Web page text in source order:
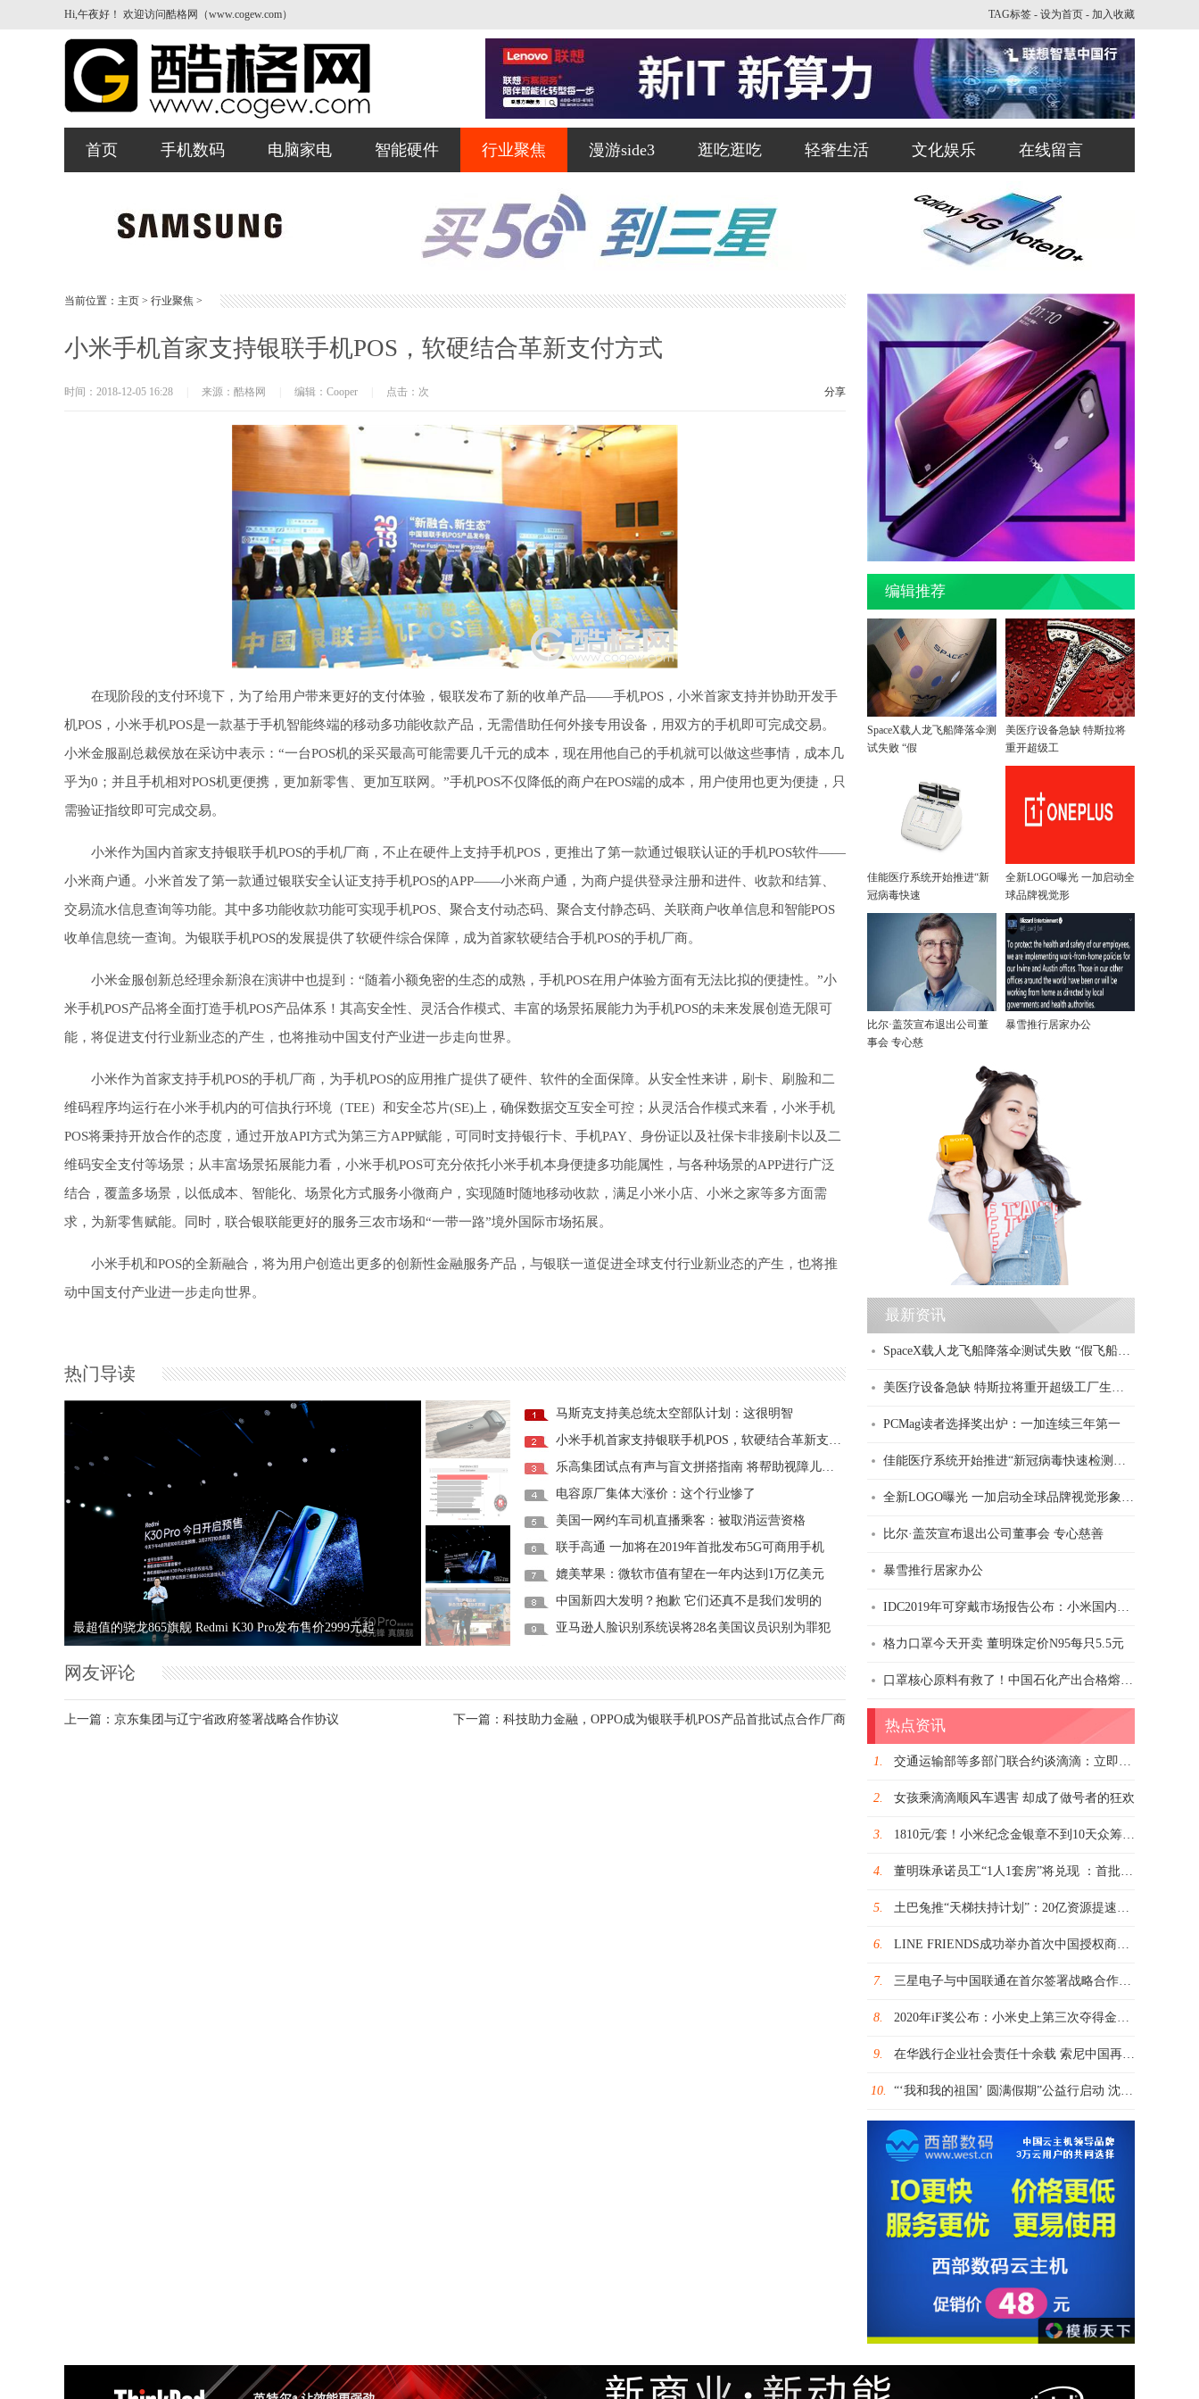
TAG标签 - 设为首页 - 加入收藏
Hi,午夜好！ 欢迎访问酷格网（www.cogew.com）
首页 手机数码 电脑家电 智能硬件 行业聚焦 漫游side3 逛吃逛吃 轻奢生活 文化娱乐 在线留言
当前位置： 主页 > 行业聚焦 >
小米手机首家支持银联手机POS，软硬结合革新支付方式
时间：2018-12-05 16:28 来源：酷格网 编辑：Cooper 点击： 次 分享
在现阶段的支付环境下，为了给用户带来更好的支付体验，银联发布了新的收单产品——手机POS，小米首家支持并协助开发手
机POS，小米手机POS是一款基于手机智能终端的移动多功能收款产品，无需借助任何外接专用设备，用双方的手机即可完成交易。
小米金服副总裁侯放在采访中表示：“一台POS机的采买最高可能需要几千元的成本，现在用他自己的手机就可以做这些事情，成本几
乎为0；并且手机相对POS机更便携，更加新零售、更加互联网。”手机POS不仅降低的商户在POS端的成本，用户使用也更为便捷，只
需验证指纹即可完成交易。
小米作为国内首家支持银联手机POS的手机厂商，不止在硬件上支持手机POS，更推出了第一款通过银联认证的手机POS软件——
小米商户通。小米首发了第一款通过银联安全认证支持手机POS的APP——小米商户通，为商户提供登录注册和进件、收款和结算、
交易流水信息查询等功能。其中多功能收款功能可实现手机POS、聚合支付动态码、聚合支付静态码、关联商户收单信息和智能POS
收单信息统一查询。为银联手机POS的发展提供了软硬件综合保障，成为首家软硬结合手机POS的手机厂商。
小米金服创新总经理余新浪在演讲中也提到：“随着小额免密的生态的成熟，手机POS在用户体验方面有无法比拟的便捷性。”小
米手机POS产品将全面打造手机POS产品体系！其高安全性、灵活合作模式、丰富的场景拓展能力为手机POS的未来发展创造无限可
能，将促进支付行业新业态的产生，也将推动中国支付产业进一步走向世界。
小米作为首家支持手机POS的手机厂商，为手机POS的应用推广提供了硬件、软件的全面保障。从安全性来讲，刷卡、刷脸和二
维码程序均运行在小米手机内的可信执行环境（TEE）和安全芯片(SE)上，确保数据交互安全可控；从灵活合作模式来看，小米手机
POS将秉持开放合作的态度，通过开放API方式为第三方APP赋能，可同时支持银行卡、手机PAY、身份证以及社保卡非接刷卡以及二
维码安全支付等场景；从丰富场景拓展能力看，小米手机POS可充分依托小米手机本身便捷多功能属性，与各种场景的APP进行广泛
结合，覆盖多场景，以低成本、智能化、场景化方式服务小微商户，实现随时随地移动收款，满足小米小店、小米之家等多方面需
求，为新零售赋能。同时，联合银联能更好的服务三农市场和“一带一路”境外国际市场拓展。
小米手机和POS的全新融合，将为用户创造出更多的创新性金融服务产品，与银联一道促进全球支付行业新业态的产生，也将推
动中国支付产业进一步走向世界。
热门导读
马斯克支持美总统太空部队计划：这很明智
小米手机首家支持银联手机POS，软硬结合革新支付方式
乐高集团试点有声与盲文拼搭指南 将帮助视障儿童玩乐中获得学习和发展
电容原厂集体大涨价：这个行业惨了
美国一网约车司机直播乘客：被取消运营资格
联手高通 一加将在2019年首批发布5G可商用手机
媲美苹果：微软市值有望在一年内达到1万亿美元
中国新四大发明？抱歉 它们还真不是我们发明的
亚马逊人脸识别系统误将28名美国议员识别为罪犯
网友评论
下一篇： 科技助力金融，OPPO成为银联手机POS产品首批试点合作厂商
上一篇： 京东集团与辽宁省政府签署战略合作协议
编辑推荐
SpaceX载人龙飞船降落伞测
试失败 “假
美医疗设备急缺 特斯拉将
重开超级工
佳能医疗系统开始推进“新
冠病毒快速
全新LOGO曝光 一加启动全
球品牌视觉形
比尔·盖茨宣布退出公司董
事会 专心慈
暴雪推行居家办公
最新资讯
SpaceX载人龙飞船降落伞测试失败 “假飞船”高空坠毁
美医疗设备急缺 特斯拉将重开超级工厂生产呼吸机
PCMag读者选择奖出炉：一加连续三年第一
佳能医疗系统开始推进“新冠病毒快速检测系统”的研发与应用研究
全新LOGO曝光 一加启动全球品牌视觉形象升级
比尔·盖茨宣布退出公司董事会 专心慈善
暴雪推行居家办公
IDC2019年可穿戴市场报告公布：小米国内第一/全球第二
格力口罩今天开卖 董明珠定价N95每只5.5元
口罩核心原料有救了！中国石化产出合格熔喷布：日产6吨
热点资讯
1. 交通运输部等多部门联合约谈滴滴：立即全面整改顺风车
2. 女孩乘滴滴顺风车遇害 却成了做号者的狂欢
3. 1810元/套！小米纪念金银章不到10天众筹总额破千万
4. 董明珠承诺员工“1人1套房”将兑现 ：首批3180户 配车库幼儿园
5. 土巴兔推“天梯扶持计划”：20亿资源提速装企转型互联网
6. LINE FRIENDS成功举办首次中国授权商大会 旅行、运动、娱乐将成明年重点合作方向
7. 三星电子与中国联通在首尔签署战略合作协议 面向5G与2022年北京冬奥会开展深度合作
8. 2020年iF奖公布：小米史上第三次夺得金奖+30余款产品获奖
9. 在华践行企业社会责任十余载 索尼中国再添行业奖项
10. “‘我和我的祖国’ 圆满假期”公益行启动 沈阳近300名大学生回乡结伴关爱留守儿童